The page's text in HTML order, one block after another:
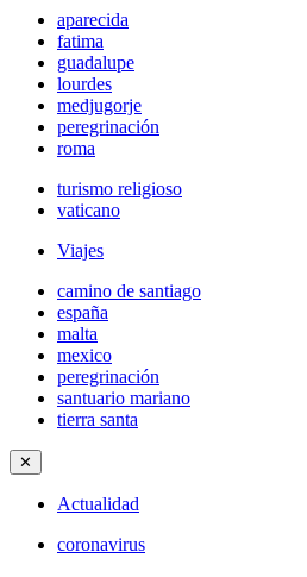
aparecida
fatima
guadalupe
lourdes
medjugorje
peregrinación
roma
turismo religioso
vaticano
Viajes
camino de santiago
españa
malta
mexico
peregrinación
santuario mariano
tierra santa
✕
Actualidad
coronavirus